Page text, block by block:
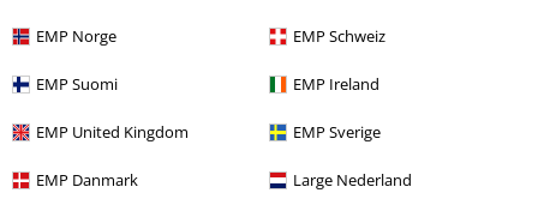
EMP Norge EMP Schweiz
EMP Suomi EMP Ireland
EMP United Kingdom EMP Sverige
EMP Danmark Large Nederland
Comentario
Última visita